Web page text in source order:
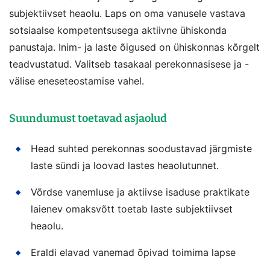
subjektiivset heaolu. Laps on oma vanusele vastava
sotsiaalse kompetentsusega aktiivne ühiskonda
panustaja. Inim- ja laste õigused on ühiskonnas kõrgelt
teadvustatud. Valitseb tasakaal perekonnasisese ja -
välise eneseteostamise vahel.
Suundumust toetavad asjaolud
Head suhted perekonnas soodustavad järgmiste
laste sündi ja loovad lastes heaolutunnet.
Võrdse vanemluse ja aktiivse isaduse praktikate
laienev omaksvõtt toetab laste subjektiivset
heaolu.
Eraldi elavad vanemad õpivad toimima lapse